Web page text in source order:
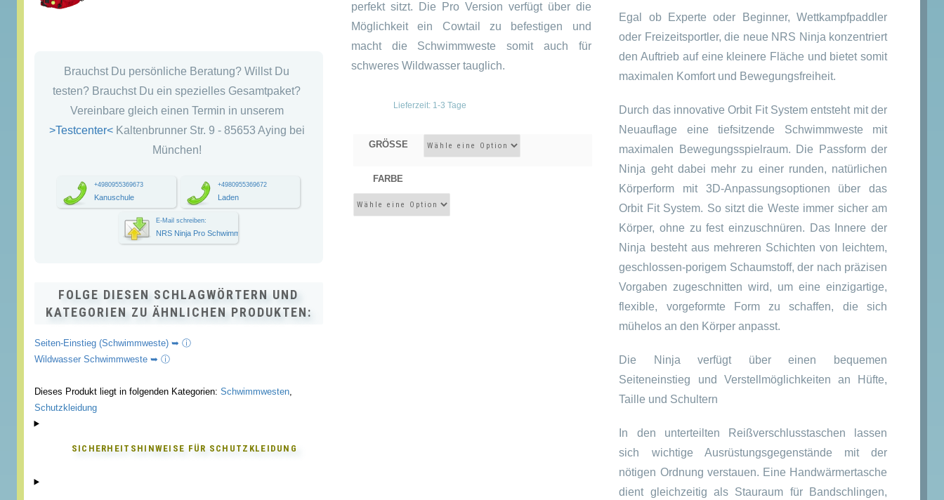
Brauchst Du persönliche Beratung? Willst Du
testen? Brauchst Du ein spezielles Gesamtpaket?
Vereinbare gleich einen Termin in unserem
>Testcenter< Kaltenbrunner Str. 9 - 85653 Aying bei
München!
+4980955369673
Kanuschule
+4980955369672
Laden
E-Mail schreiben:
NRS Ninja Pro Schwimmweste
FOLGE DIESEN SCHLAGWÖRTERN UND
KATEGORIEN ZU ÄHNLICHEN PRODUKTEN:
Seiten-Einstieg (Schwimmweste) ➥ ⓘ
Wildwasser Schwimmweste ➥ ⓘ
Dieses Produkt liegt in folgenden Kategorien: Schwimmwesten,
Schutzkleidung
SICHERHEITSHINWEISE FÜR SCHUTZKLEIDUNG
perfekt sitzt. Die Pro Version verfügt über die
Möglichkeit ein Cowtail zu befestigen und
macht die Schwimmweste somit auch für
schweres Wildwasser tauglich.
Lieferzeit: 1-3 Tage
GRÖSSE
FARBE
Egal ob Experte oder Beginner, Wettkampfpaddler
oder Freizeitsportler, die neue NRS Ninja konzentriert
den Auftrieb auf eine kleinere Fläche und bietet somit
maximalen Komfort und Bewegungsfreiheit.
Durch das innovative Orbit Fit System entsteht mit der
Neuauflage eine tiefsitzende Schwimmweste mit
maximalen Bewegungsspielraum. Die Passform der
Ninja geht dabei mehr zu einer runden, natürlichen
Körperform mit 3D-Anpassungsoptionen über das
Orbit Fit System. So sitzt die Weste immer sicher am
Körper, ohne zu fest einzuschnüren. Das Innere der
Ninja besteht aus mehreren Schichten von leichtem,
geschlossen-porigem Schaumstoff, der nach präzisen
Vorgaben zugeschnitten wird, um eine einzigartige,
flexible, vorgeformte Form zu schaffen, die sich
mühelos an den Körper anpasst.
Die Ninja verfügt über einen bequemen
Seiteneinstieg und Verstellmöglichkeiten an Hüfte,
Taille und Schultern
In den unterteilten Reißverschlusstaschen lassen
sich wichtige Ausrüstungsgegenstände mit der
nötigen Ordnung verstauen. Eine Handwärmertasche
dient gleichzeitig als Stauraum für Bandschlingen,